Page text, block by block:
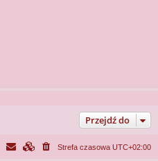
Przejdź do
Strefa czasowa UTC+02:00